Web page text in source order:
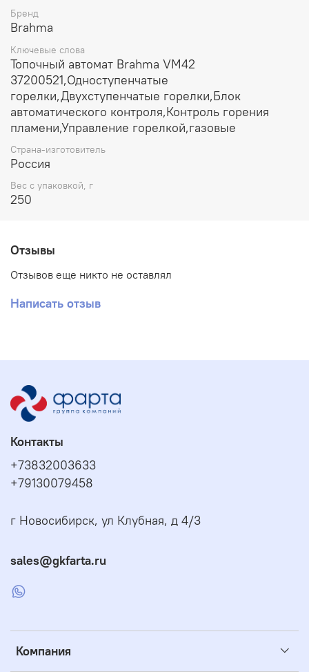
Бренд
Brahma
Ключевые слова
Топочный автомат Brahma VM42
37200521,Одноступенчатые
горелки,Двухступенчатые горелки,Блок
автоматического контроля,Контроль горения
пламени,Управление горелкой,газовые
Страна-изготовитель
Россия
Вес с упаковкой, г
250
Отзывы
Отзывов еще никто не оставлял
Написать отзыв
Компания
Контакты
+73832003633
+79130079458
г Новосибирск, ул Клубная, д 4/3
sales@gkfarta.ru